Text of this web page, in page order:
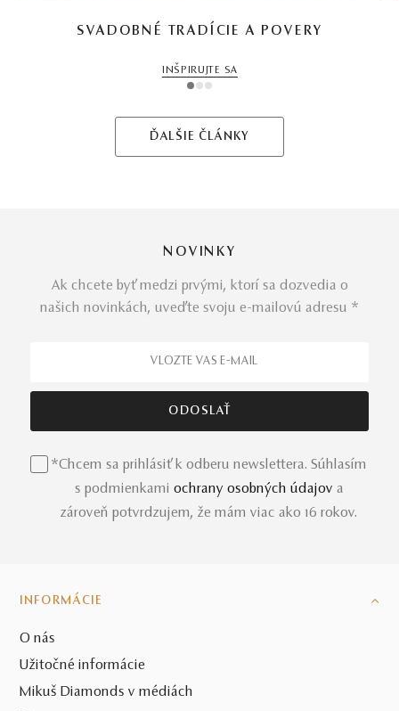
SVADOBNÉ TRADÍCIE A POVERY
INŠPIRUJTE SA
1 2 3
ĎALŠIE ČLÁNKY
NOVINKY
Ak chcete byť medzi prvými, ktorí sa dozvedia o
našich novinkách, uveďte svoju e-mailovú adresu *
*Chcem sa prihlásiť k odberu newslettera. Súhlasím
s podmienkami ochrany osobných údajov a
zároveň potvrdzujem, že mám viac ako 16 rokov.
INFORMÁCIE
O nás
Užitočné informácie
Mikuš Diamonds v médiách